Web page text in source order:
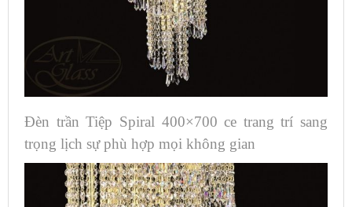
Đèn trần Tiệp Spiral 400×700 ce trang trí sang
trọng lịch sự phù hợp mọi không gian